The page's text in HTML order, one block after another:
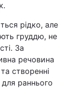
рідко, але
груддю, не
За
речовина
створенні
раннього